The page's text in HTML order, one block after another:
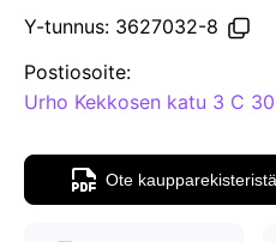
API
Tietopankki
Y-tunnus: 3627032-8
Postiosoite:
Urho Kekkosen katu 3 C
Ote kaupparekisteristä